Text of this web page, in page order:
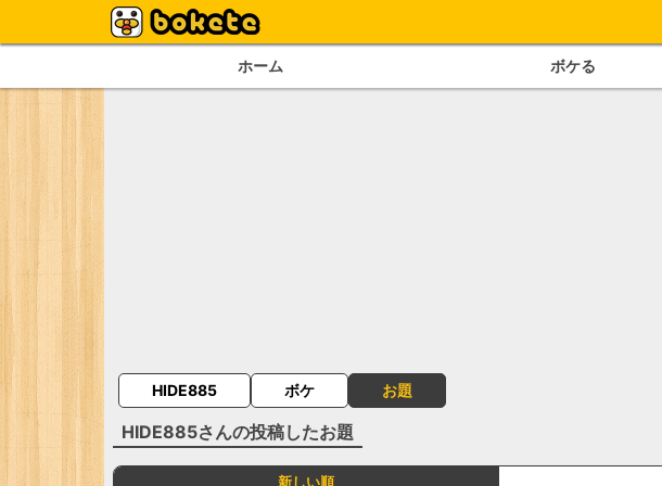
ホーム ボケる
HIDE885 ボケ お題
HIDE885さんの投稿したお題
新しい順